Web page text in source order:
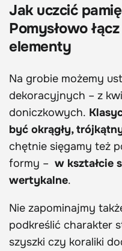
Jak uczcić
Pomysłowo
elementy
Na grobie możemy
dekoracyjnych – z
doniczkowych.
być okrągły,
chętnie sięgamy też
formy – w kształcie
wertykalne.
Nie zapominajmy
podkreślić charakter
szyszki czy koraliki